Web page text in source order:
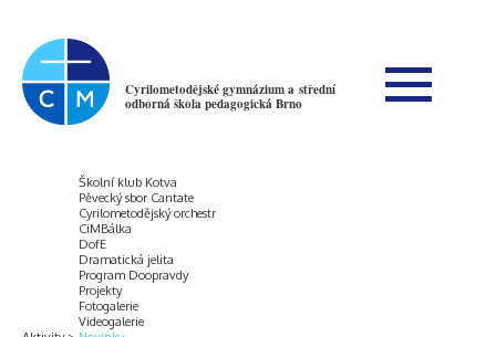
Cyrilometodějské gymnázium a střední
odborná škola pedagogická Brno
Školní klub Kotva
Pěvecký sbor Cantate
Cyrilometodějský orchestr
CiMBálka
DofE
Dramatická jelita
Program Doopravdy
Projekty
Fotogalerie
Videogalerie